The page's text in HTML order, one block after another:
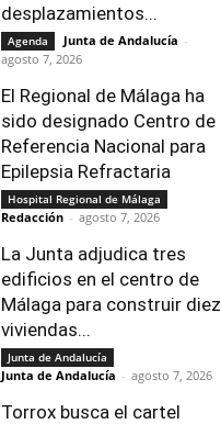
desplazamientos...
Agenda Junta de Andalucía -
agosto 7, 2026
El Regional de Málaga ha
sido designado Centro de
Referencia Nacional para
Epilepsia Refractaria
Hospital Regional de Málaga
Redacción - agosto 7, 2026
La Junta adjudica tres
edificios en el centro de
Málaga para construir diez
viviendas...
Junta de Andalucía
Junta de Andalucía - agosto 7, 2026
Torrox busca el cartel